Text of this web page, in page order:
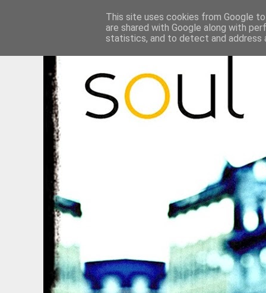
This site uses cookies from Google
are shared with Google along with
statistics, and to detect and address